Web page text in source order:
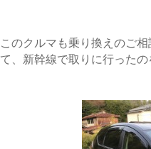
このクルマも乗り換えのご
て、新幹線で取りに行った